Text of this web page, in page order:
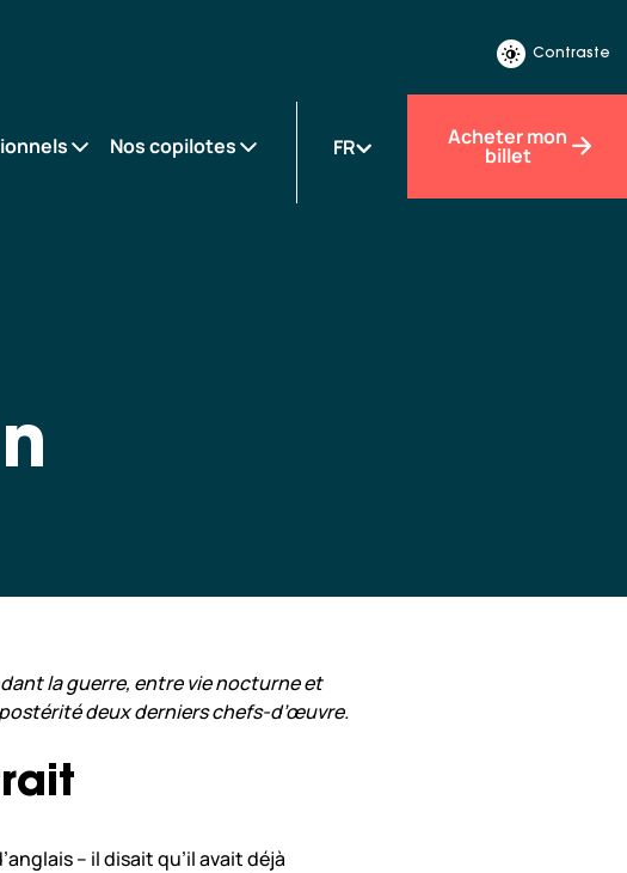
Contraste
Nos copilotes FR Acheter mon
billet
la guerre, entre vie nocturne et
deux derniers chefs-d’œuvre.
– il disait qu’il avait déjà